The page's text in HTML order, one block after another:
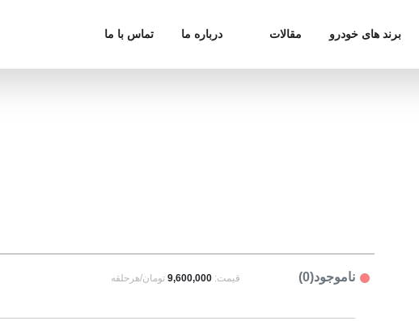
برند های خودرو مقالات درباره ما تماس با ما
ناموجود(0) قیمت:9,600,000 تومان/هرحلقه